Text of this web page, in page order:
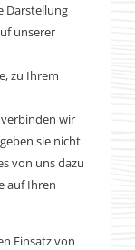
Darstellung
unserer
zu Ihrem
wir
sie nicht
von uns dazu
auf Ihren
Einsatz von